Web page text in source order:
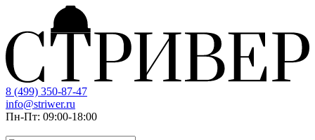
8 (499) 350-87-47
info@striwer.ru
Пн-Пт: 09:00-18:00